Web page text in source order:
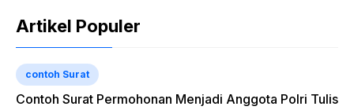
Artikel Populer
contoh Surat
Contoh Surat Permohonan Menjadi Anggota Polri Tulis